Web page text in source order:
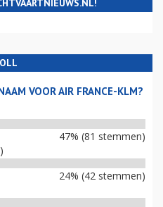
VOOR AIR FRANCE-KLM?
47% (81 stemmen)
24% (42 stemmen)